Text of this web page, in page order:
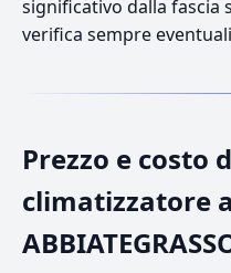
significativo dalla fascia
verifica sempre
Prezzo e costo
climatizzatore